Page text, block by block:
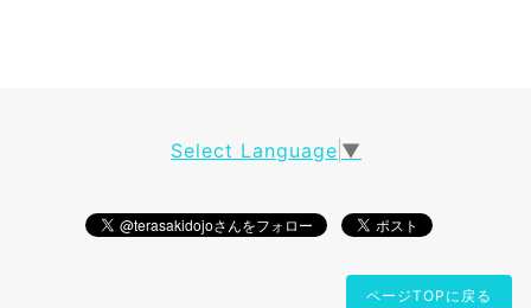
Select Language ▼
ページTOPに戻る